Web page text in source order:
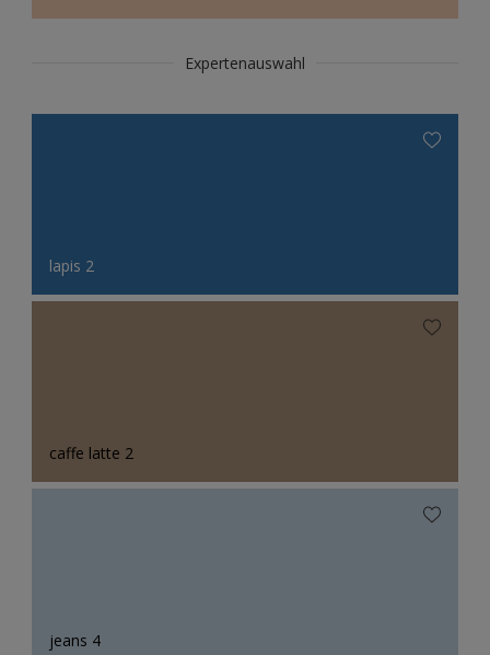
Expertenauswahl
lapis 2
caffe latte 2
jeans 4